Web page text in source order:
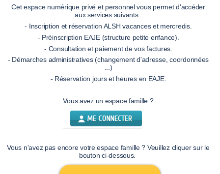
Cet espace numérique privé et personnel vous permet d'accéder
aux services suivants :
- Inscription et réservation ALSH vacances et mercredis.
- Préinscription EAJE (structure petite enfance).
- Consultation et paiement de vos factures.
- Démarches administratives (changement d'adresse, coordonnées
...)
- Réservation jours et heures en EAJE.
Vous avez un espace famille ?
Vous n'avez pas encore votre espace famille ? Veuillez cliquer sur le
bouton ci-dessous.